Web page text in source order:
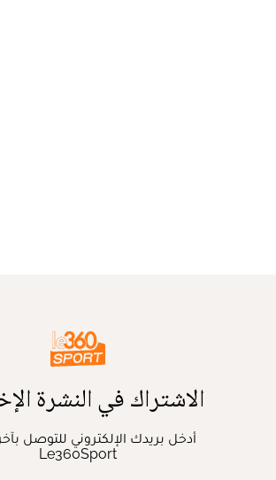
الاشتراك في النشرة
أدخل بريدك الإلكتروني للتوصل بآخر
Le360Sport